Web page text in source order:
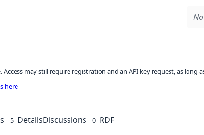
Access may still require registration and an API key request, as long
here
5 DetailsDiscussions 0 RDF